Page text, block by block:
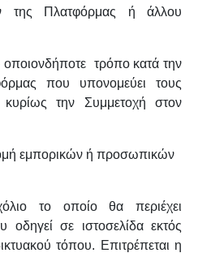
της Πλατφόρμας ή άλλου
οποιονδήποτε τρόπο κατά την
που υπονομεύει τους
την Συμμετοχή στον
εμπορικών ή προσωπικών
το οποίο θα περιέχει
οδηγεί σε ιστοσελίδα εκτός
τόπου. Επιτρέπεται η